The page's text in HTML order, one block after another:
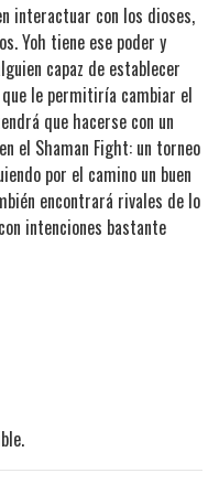
interactuar con los dioses,
Yoh tiene ese poder y
capaz de establecer
le permitiría cambiar el
que hacerse con un
el Shaman Fight: un torneo
por el camino un buen
encontrará rivales de lo
intenciones bastante